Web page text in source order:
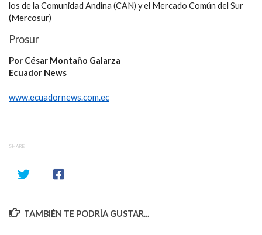
los de la Comunidad Andina (CAN) y el Mercado Común del Sur
(Mercosur)
Prosur
Por César Montaño Galarza
Ecuador News
www.ecuadornews.com.ec
SHARE
TAMBIÉN TE PODRÍA GUSTAR...